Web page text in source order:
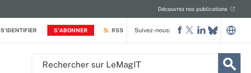
S'IDENTIFIER S'ABONNER
Découvrez nos publications
RSS Suivez-nous: